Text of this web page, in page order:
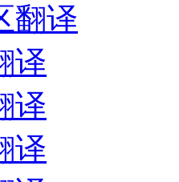
翻译
译
译
译